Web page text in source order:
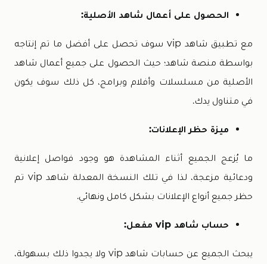
الحصول على أعمال شاهد الأصلية:
مع تطبيق شاهد vip سوف تحصل على أفضل ما تم إنتاجه
بواسطة منصة شاهد؛ حيث الحصول على جميع أعمال شاهد
الأصلية من مسلسلات وأفلام وبرامج، كل ذلك سوف يكون
في متناول يدك.
ميزة حظر الإعلانات:
ما يُزعج الجميع أثناء المشاهدة هو وجود فواصل إعلانية
ودعائية مزعجة، لذا في تلك النسخة المعدلة شاهد vip تم
حظر جميع أنواع الإعلانات بشكل كامل ونهائي.
حساب شاهد vip مفعل:
يبحث الجميع عن حسابات شاهد vip ولا يجدوا ذلك بسهولة،